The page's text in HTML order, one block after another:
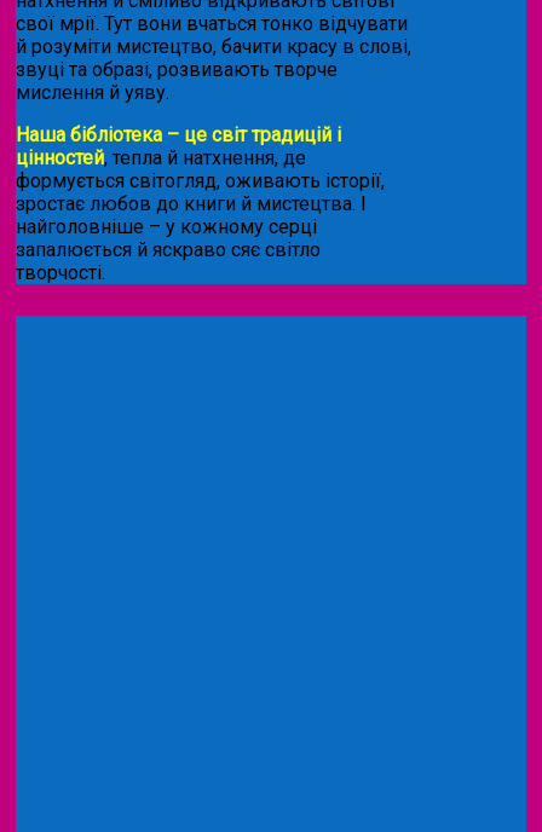
свої мрії. Тут вони вчаться тонко відчувати
й розуміти мистецтво, бачити красу в слові,
звуці та образі, розвивають творче
мислення й уяву.
Наша бібліотека – це світ традицій і
цінностей, тепла й натхнення, де
формується світогляд, оживають історії,
зростає любов до книги й мистецтва. І
найголовніше – у кожному серці
запалюється й яскраво сяє світло
творчості.